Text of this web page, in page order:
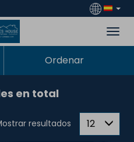
Ordenar
en total
resultados 12